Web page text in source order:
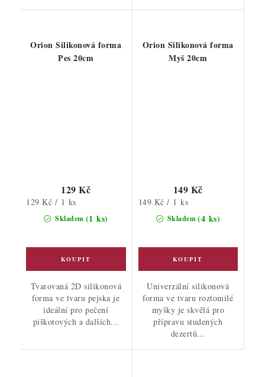
Orion Silikonová forma
Pes 20cm
Skladem (1 ks)
129 Kč
Měrná
129 Kč / 1 ks
Tvarovaná 2D silikonová
forma ve tvaru pejska je
ideální pro pečení
piškotových a dalších...
Orion Silikonová forma
Myš 20cm
Skladem(4 ks)
149 Kč
Měrná
149 Kč / 1 ks
Univerzální silikonová
forma ve tvaru roztomilé
myšky je skvělá pro
přípravu studených
dezertů...